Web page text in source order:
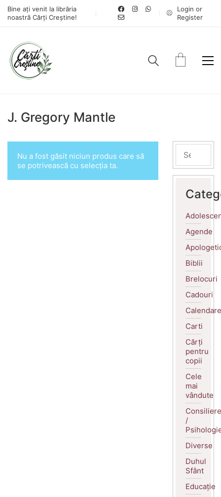
Bine ați venit la librăria
noastră Cărți Creștine!
Login or
Register
J. Gregory Mantle
Nu a fost găsit niciun produs care să
se potrivească cu selecția ta.
Agende
Biblii
Brelocuri
Cadouri
Calendare
Carti
Cărți
pentru
copii
Cele
mai
vândute
Consiliere
/
Diverse
Duhul
Sfânt
Educație